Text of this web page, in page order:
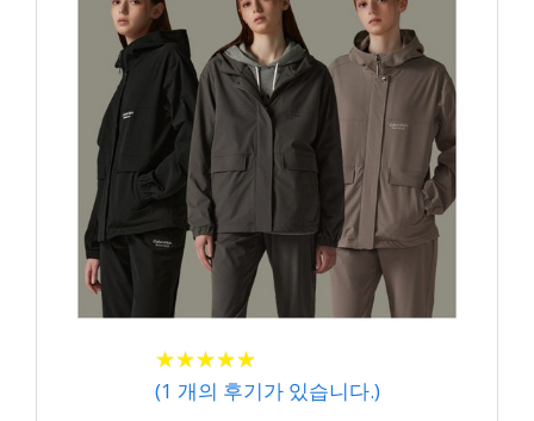
★★★★★
★★★★★
(1 개의 후기가 있습니다.)